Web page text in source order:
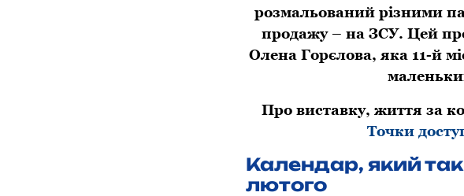
розмальований різними
продажу – на ЗСУ. Цей
Олена Горєлова, яка 11-й
Про виставку, життя за
Точки
Календар, який
лютого